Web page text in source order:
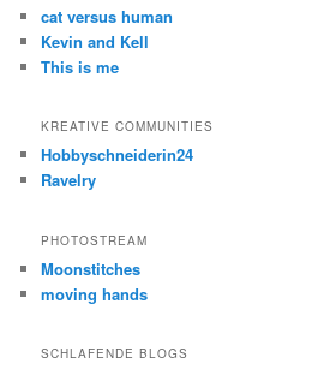
cat versus human
Kevin and Kell
This is me
KREATIVE COMMUNITIES
Hobbyschneiderin24
Ravelry
PHOTOSTREAM
Moonstitches
moving hands
SCHLAFENDE BLOGS